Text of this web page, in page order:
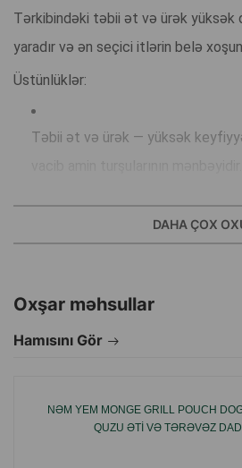
Tərkibindəki təbii ət və ürək yüksək
yaradır və ən seçici itlərin belə
Üstünlüklər:
Təbii ət və ürək — yüksək
Taxılsız və qlüten­siz formula —
Süni qatqılar yoxdur —
konservant əlavə edilmir.
DAHA ÇOX
Oxşar məhsullar
Hamısını Gör
NƏM YEM MONGE GRILL POUCH
QUZU ƏTI VƏ TƏRƏVƏZ